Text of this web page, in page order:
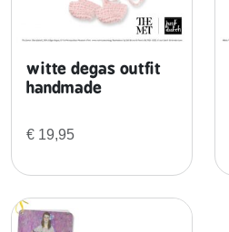
witte degas outfit
handmade
€ 19,95